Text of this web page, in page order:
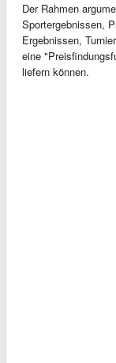
Der Rahmen
Sportergebnissen,
Ergebnissen,
eine
liefern können.